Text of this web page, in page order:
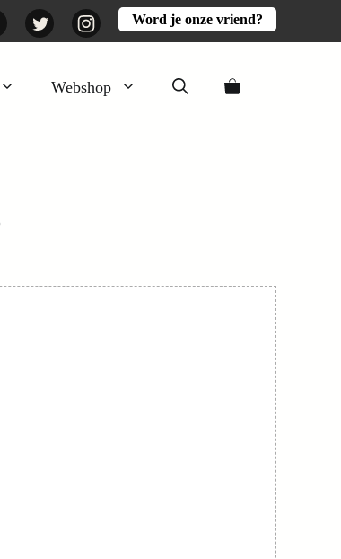
FacebookTwitter InstagramWord je onze vriend?
Webshop
Mooi